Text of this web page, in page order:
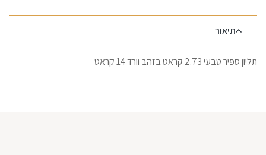
תיאור
תליון ספיר טבעי 2.73 קראט בזהב וורד 14 קראט